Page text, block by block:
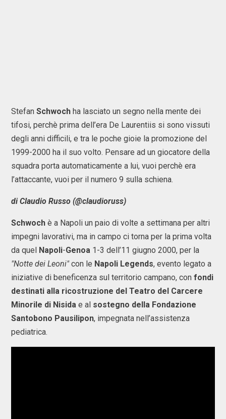
Stefan Schwoch ha lasciato un segno nella mente dei
tifosi, perchè prima dell’era De Laurentiis si sono vissuti
degli anni difficili, e tra le poche gioie la promozione del
1999-2000 ha il suo volto. Pensare ad un giocatore della
squadra porta automaticamente a lui, vuoi perchè era
l’attaccante, vuoi per il numero 9 sulla schiena.
di Claudio Russo (@claudioruss)
Schwoch è a Napoli un paio di volte a settimana per altri
impegni lavorativi, ma in campo ci torna per la prima volta
da quel Napoli-Genoa 1-3 dell’11 giugno 2000, per la
"Notte dei Leoni"con le Napoli Legends, evento legato a
iniziative di beneficenza sul territorio campano, con fondi
destinati alla ricostruzione del Teatro del Carcere
Minorile di Nisida e al sostegno della Fondazione
Santobono Pausilipon, impegnata nell’assistenza
pediatrica.